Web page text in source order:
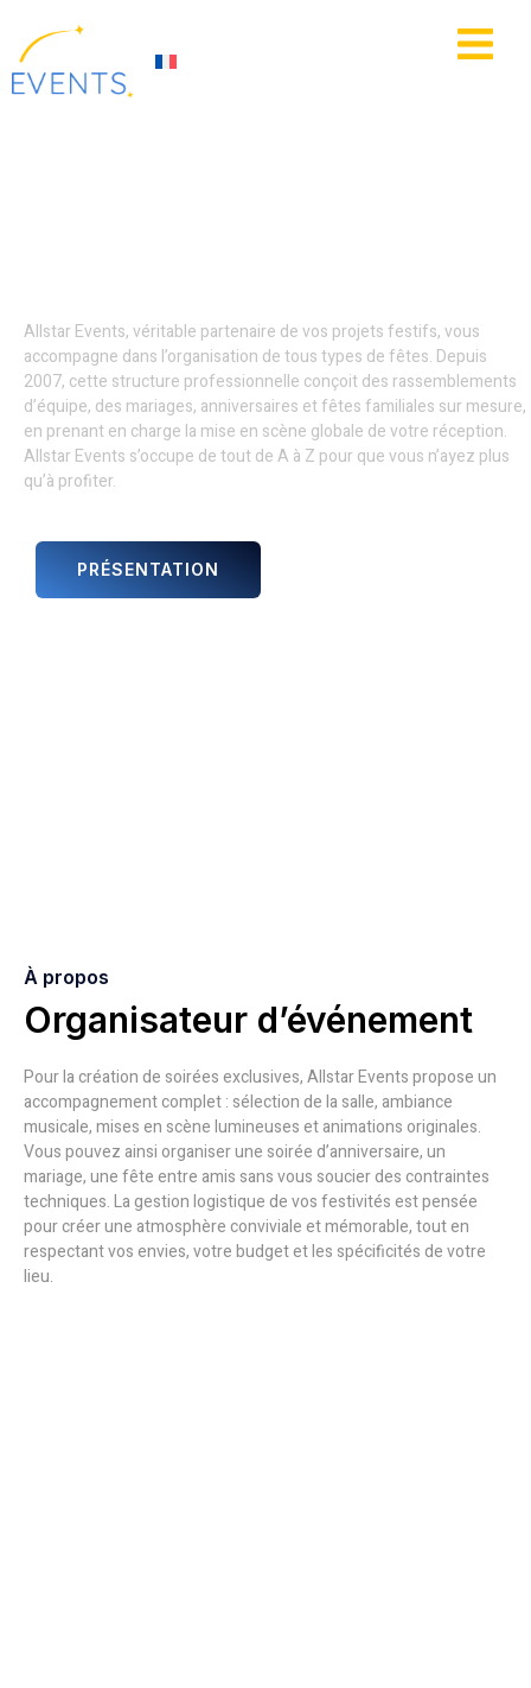
principal
Allstar Events, véritable partenaire de vos projets festifs, vous
accompagne dans l’organisation de tous types de fêtes. Depuis
2007, cette structure professionnelle conçoit des rassemblements
d’équipe, des mariages, anniversaires et fêtes familiales sur mesure,
en prenant en charge la mise en scène globale de votre réception.
Allstar Events s’occupe de tout de A à Z pour que vous n’ayez plus
qu’à profiter.
PRÉSENTATION
À propos
Organisateur d’événement
Pour la création de soirées exclusives, Allstar Events propose un
accompagnement complet : sélection de la salle, ambiance
musicale, mises en scène lumineuses et animations originales.
Vous pouvez ainsi organiser une soirée d’anniversaire, un
mariage, une fête entre amis sans vous soucier des contraintes
techniques. La gestion logistique de vos festivités est pensée
pour créer une atmosphère conviviale et mémorable, tout en
respectant vos envies, votre budget et les spécificités de votre
lieu.